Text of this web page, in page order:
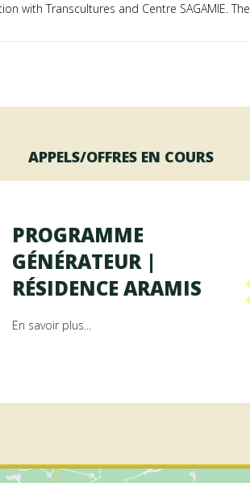
with Transcultures and Centre SAGAMIE. The
APPELS/OFFRES EN COURS
RAYON
PROGRAMME
GÉNÉRATEUR |
RÉSIDENCE ARAMIS
En savoir plus...